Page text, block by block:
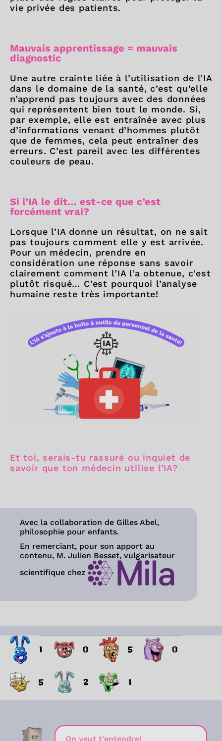
vie privée des patients.
Mauvais apprentissage = mauvais
diagnostic
Une autre crainte liée à l’utilisation de l’IA
dans le domaine de la santé, c’est qu’elle
n’apprend pas toujours avec des données
qui représentent bien tout le monde. Si,
par exemple, elle est entraînée avec plus
d’informations venant d’hommes plutôt
que de femmes, cela peut entraîner des
erreurs. C’est pareil avec les différentes
couleurs de peau.
Si l’IA le dit… est-ce que c’est
forcément vrai?
Lorsque l’IA donne un résultat, on ne sait
pas toujours comment elle y est arrivée.
Pour un médecin, prendre en
considération une réponse sans savoir
clairement comment l’IA l’a obtenue, c’est
plutôt risqué… C’est pourquoi l’analyse
humaine reste très importante!
Et toi, serais-tu rassuré ou inquiet de
savoir que ton médecin utilise l’IA?
Avec la collaboration de Gilles Abel,
philosophie pour enfants.
En remerciant, pour son apport au
contenu, M. Julien Besset, vulgarisateur
scientifique chez
1 0 5 0
5 2 1